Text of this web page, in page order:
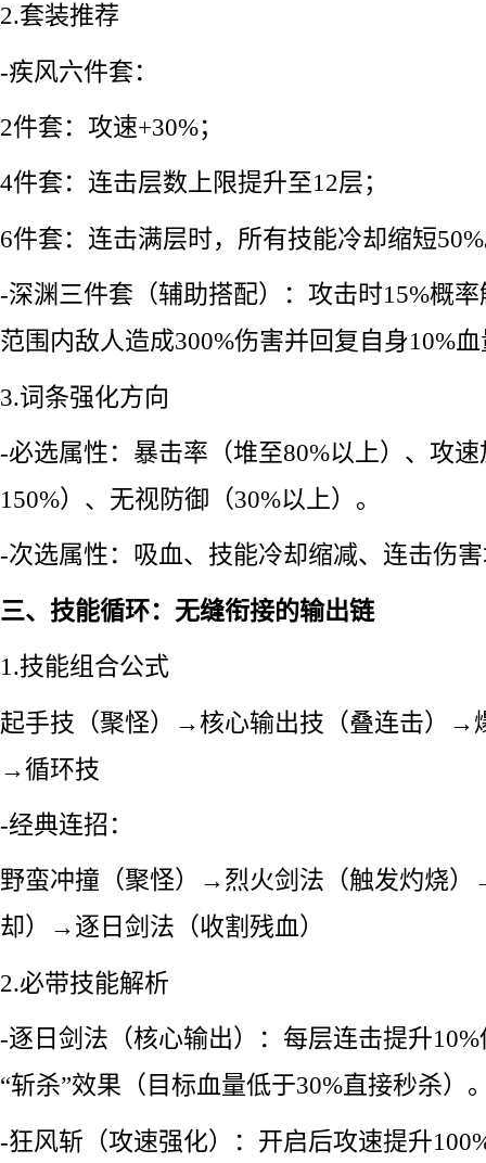
2.套装推荐
-疾风六件套：
2件套：攻速+30%；
4件套：连击层数上限提升至12层；
6件套：连击满层时，所有技能冷却缩短
-深渊三件套（辅助搭配）：攻击时15%概
范围内敌人造成300%伤害并回复自身10%
3.词条强化方向
-必选属性：暴击率（堆至80%以上）、攻
150%）、无视防御（30%以上）。
-次选属性：吸血、技能冷却缩减、连击伤
三、技能循环：无缝衔接的输出链
1.技能组合公式
起手技（聚怪）→核心输出技（叠连击）→
→循环技
-经典连招：
野蛮冲撞（聚怪）→烈火剑法（触发灼烧
却）→逐日剑法（收割残血）
2.必带技能解析
-逐日剑法（核心输出）：每层连击提升
“斩杀”效果（目标血量低于30%直接秒杀）
-狂风斩（攻速强化）：开启后攻速提升